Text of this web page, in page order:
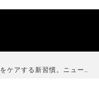
をケアする新習慣。ニュー…